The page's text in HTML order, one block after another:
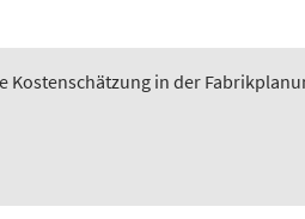
Kostenschätzung in der